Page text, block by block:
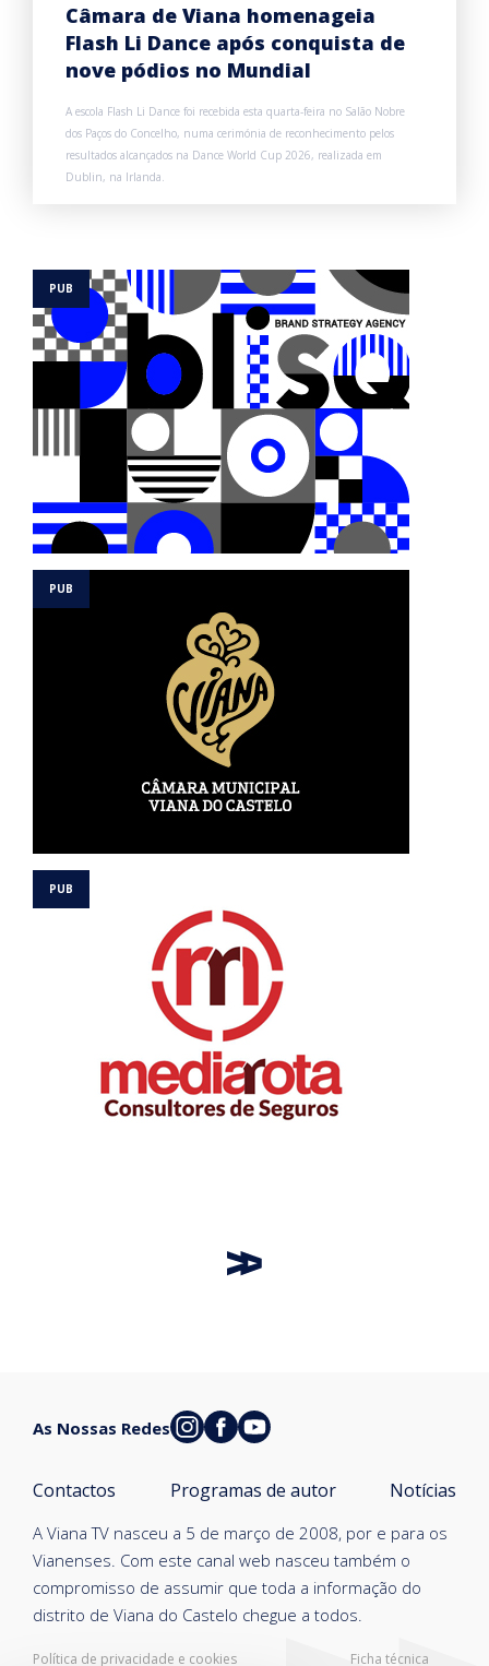
Câmara de Viana homenageia
Flash Li Dance após conquista de
nove pódios no Mundial
A escola Flash Li Dance foi recebida esta quarta-feira no Salão Nobre
dos Paços do Concelho, numa cerimónia de reconhecimento pelos
resultados alcançados na Dance World Cup 2026, realizada em
Dublin, na Irlanda.
Política de privacidade e cookies Ficha técnica
A Viana TV nasceu a 5 de março de 2008, por e para os
Vianenses. Com este canal web nasceu também o
compromisso de assumir que toda a informação do
distrito de Viana do Castelo chegue a todos.
Contactos Programas de autor Notícias
As Nossas Redes